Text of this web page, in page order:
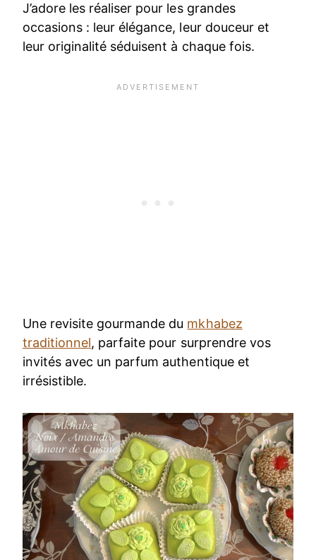
J’adore les réaliser pour les grandes
occasions : leur élégance, leur douceur et
leur originalité séduisent à chaque fois.
Une revisite gourmande du mkhabez
traditionnel, parfaite pour surprendre vos
invités avec un parfum authentique et
irrésistible.